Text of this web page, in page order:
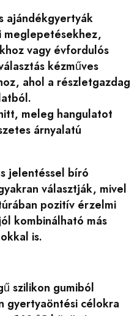
ajándékgyertyák
meglepetésekhez,
vagy évfordulós
kézműves
ahol a részletgazdag
meleg hangulatot
árnyalatú
jelentéssel bíró
választják, mivel
pozitív érzelmi
kombinálható más
is.
szilikon gumiból
gyertyaöntési célokra